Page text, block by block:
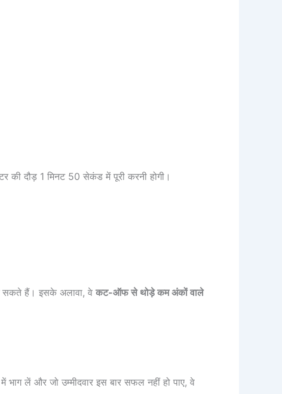
की दौड़ 1 मिनट 50 सेकंड में पूरी करनी होगी।
सकते हैं। इसके अलावा, वे कट-ऑफ से थोड़े कम अंकों वाले
भाग लें और जो उम्मीदवार इस बार सफल नहीं हो पाए, वे